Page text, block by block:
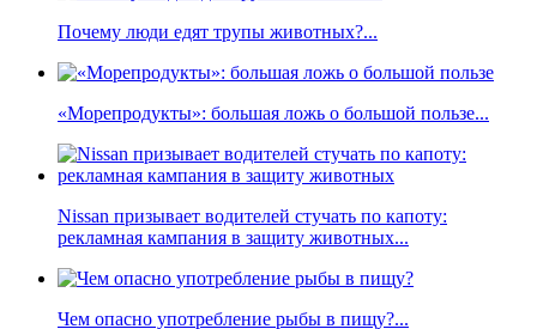
Почему люди едят трупы животных?...
«Морепродукты»: большая ложь о большой пользе...
Nissan призывает водителей стучать по капоту:
рекламная кампания в защиту животных...
Чем опасно употребление рыбы в пищу?...